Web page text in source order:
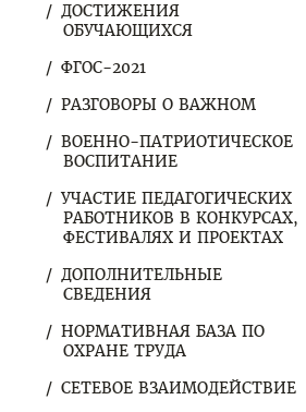
ДОСТИЖЕНИЯ
ОБУЧАЮЩИХСЯ
ФГОС-2021
РАЗГОВОРЫ О ВАЖНОМ
ВОЕННО-ПАТРИОТИЧЕСКОЕ
ВОСПИТАНИЕ
УЧАСТИЕ ПЕДАГОГИЧЕСКИХ
РАБОТНИКОВ В КОНКУРСАХ,
ФЕСТИВАЛЯХ И ПРОЕКТАХ
ДОПОЛНИТЕЛЬНЫЕ
СВЕДЕНИЯ
НОРМАТИВНАЯ БАЗА ПО
ОХРАНЕ ТРУДА
СЕТЕВОЕ ВЗАИМОДЕЙСТВИЕ